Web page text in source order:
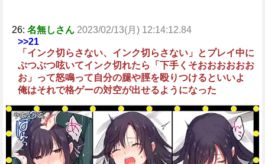
26: 名無しさん 2023/02/13(月) 12:14:12.84
>>21
「インク切らさない、インク切らさない」とプレイ中に
ぶつぶつ呟いてインク切れたら「下手くそおおおおおお
お」って怒鳴って自分の腿や脛を殴りつけるといいよ
俺はそれで格ゲーの対空が出せるようになった